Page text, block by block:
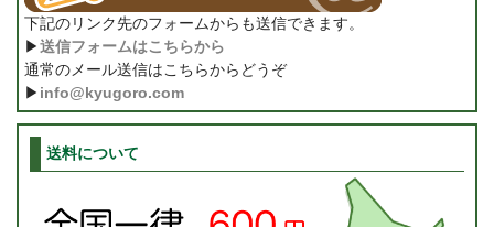
下記のリンク先のフォームからも送信できます。
▶送信フォームはこちらから
通常のメール送信はこちらからどうぞ
▶ info@kyugoro.com
送料について